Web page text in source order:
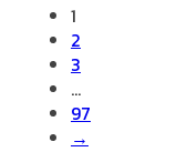
1
2
3
…
97
→